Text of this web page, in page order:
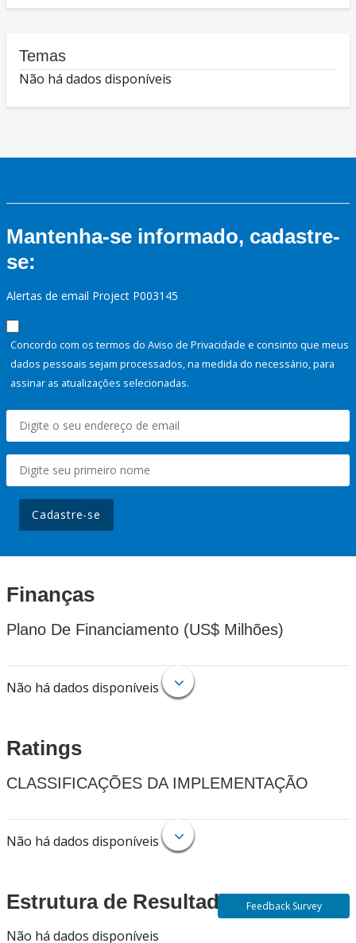
Temas
Não há dados disponíveis
Mantenha-se informado, cadastre-
se:
Alertas de email Project P003145
Concordo com os termos do Aviso de Privacidade e consinto que meus
dados pessoais sejam processados, na medida do necessário, para
assinar as atualizações selecionadas.
Cadastre-se
Finanças
Plano De Financiamento (US$ Milhões)
Não há dados disponíveis
Ratings
CLASSIFICAÇÕES DA IMPLEMENTAÇÃO
Não há dados disponíveis
Estrutura de Resultados
Não há dados disponíveis
Feedback Survey